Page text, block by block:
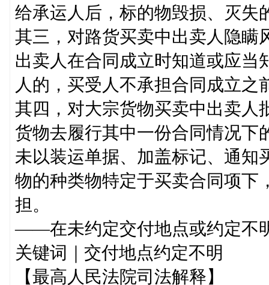
给承运人后，标的物毁损、灭失
其三，对路货买卖中出卖人隐瞒
出卖人在合同成立时知道或应当
人的，买受人不承担合同成立
其四，对大宗货物买卖中出卖人
货物去履行其中一份合同情况下
未以装运单据、加盖标记、通知
物的种类物特定于买卖合同项下
担。
——在未约定交付地点或约定不
关键词｜交付地点约定不明
【最高人民法院司法解释】